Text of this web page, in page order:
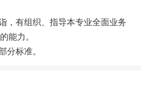
，有组织、指导本专业全面业务
能力。
分标准。